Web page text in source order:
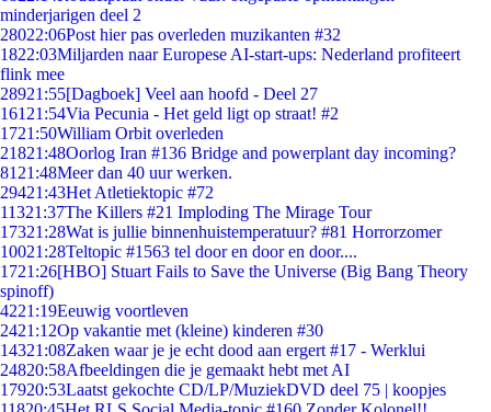
minderjarigen deel 2
28022:06Post hier pas overleden muzikanten #32
1822:03Miljarden naar Europese AI-start-ups: Nederland profiteert
flink mee
28921:55[Dagboek] Veel aan hoofd - Deel 27
161 21:54Via Pecunia - Het geld ligt op straat! #2
1721:50William Orbit overleden
21821:48Oorlog Iran #136 Bridge and powerplant day incoming?
81 21:48Meer dan 40 uur werken.
29421:43Het Atletiektopic #72
11321:37The Killers #21 Imploding The Mirage Tour
17321:28Wat is jullie binnenhuistemperatuur? #81 Horrorzomer
10021:28Teltopic #1563 tel door en door en door....
1721:26[HBO] Stuart Fails to Save the Universe (Big Bang Theory
spinoff)
4221:19Eeuwig voortleven
2421:12Op vakantie met (kleine) kinderen #30
14321:08Zaken waar je je echt dood aan ergert #17 - Werklui
24820:58Afbeeldingen die je gemaakt hebt met AI
17920:53Laatst gekochte CD/LP/MuziekDVD deel 75 | koopjes